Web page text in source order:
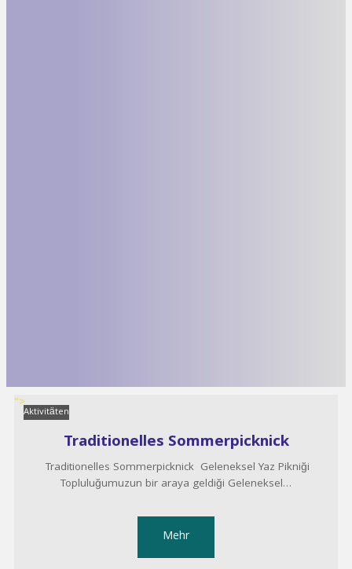
Aktivitäten
">
Traditionelles Sommerpicknick
Traditionelles Sommerpicknick Geleneksel Yaz Pikniği
Topluluğumuzun bir araya geldiği Geleneksel…
Mehr